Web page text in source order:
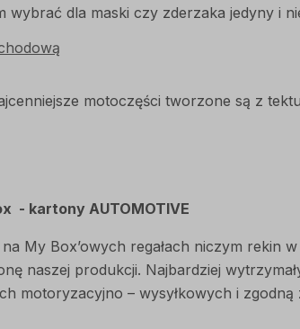
wybrać dla maski czy zderzaka jedyny i
motoczęści tworzone są z
- kartony AUTOMOTIVE
My Box’owych regałach niczym
naszej produkcji. Najbardziej
motoryzacyjno – wysyłkowych i zgodną